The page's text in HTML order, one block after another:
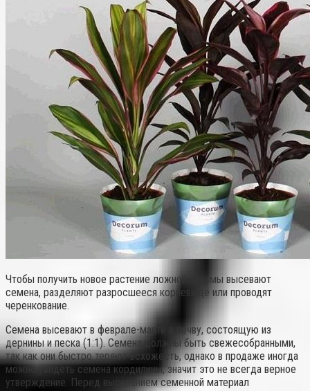
Чтобы получить новое растение ложной пальмы высевают
семена, разделяют разросшееся корневище или проводят
черенкование.
Семена высевают в феврале-марте в почву, состоящую из
дернины и песка (1:1). Семена должны быть свежесобранными,
так как они быстро теряют всхожесть, однако в продаже иногда
можно увидеть семена кордилины, значит это не всегда верное
утверждение. Перед высеванием семенной материал